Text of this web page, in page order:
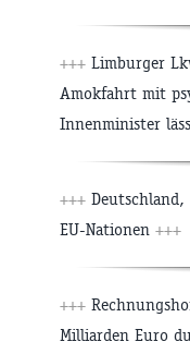
+++ Limburger
Amokfahrt mit
Innenminister
+++
EU-Nationen +++
+++
Milliarden Euro